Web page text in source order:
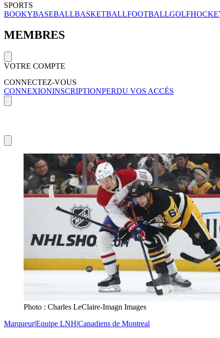
SPORTS
BOOKYBASEBALLBASKETBALLFOOTBALLGOLF
MEMBRES
VOTRE COMPTE
CONNECTEZ-VOUS
CONNEXIONINSCRIPTIONPERDU VOS ACCÈS
Photo : Charles LeClaire-Imagn Images
Marqueur|Equipe LNH|Canadiens de Montreal